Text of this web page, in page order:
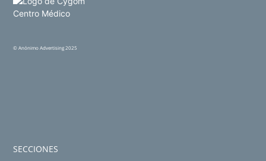
©Anónimo Advertising 2025
SECCIONES